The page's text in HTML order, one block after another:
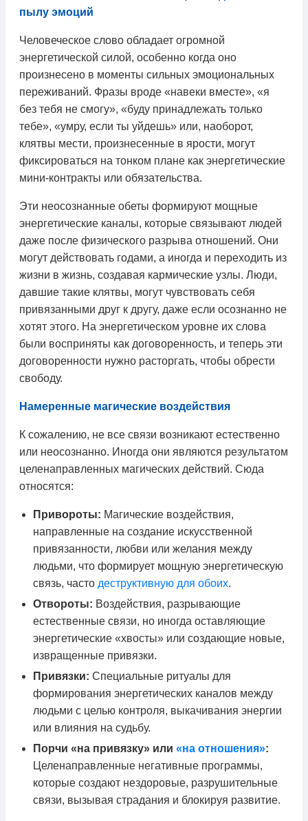
пылу эмоций
Человеческое слово обладает огромной
энергетической силой, особенно когда оно
произнесено в моменты сильных эмоциональных
переживаний. Фразы вроде «навеки вместе», «я
без тебя не смогу», «буду принадлежать только
тебе», «умру, если ты уйдешь» или, наоборот,
клятвы мести, произнесенные в ярости, могут
фиксироваться на тонком плане как энергетические
мини-контракты или обязательства.
Эти неосознанные обеты формируют мощные
энергетические каналы, которые связывают людей
даже после физического разрыва отношений. Они
могут действовать годами, а иногда и переходить из
жизни в жизнь, создавая кармические узлы. Люди,
давшие такие клятвы, могут чувствовать себя
привязанными друг к другу, даже если осознанно не
хотят этого. На энергетическом уровне их слова
были восприняты как договоренность, и теперь эти
договоренности нужно расторгать, чтобы обрести
свободу.
Намеренные магические воздействия
К сожалению, не все связи возникают естественно
или неосознанно. Иногда они являются результатом
целенаправленных магических действий. Сюда
относятся:
Привороты: Магические воздействия,
направленные на создание искусственной
привязанности, любви или желания между
людьми, что формирует мощную энергетическую
связь, часто деструктивную для обоих.
Отвороты: Воздействия, разрывающие
естественные связи, но иногда оставляющие
энергетические «хвосты» или создающие новые,
извращенные привязки.
Привязки: Специальные ритуалы для
формирования энергетических каналов между
людьми с целью контроля, выкачивания энергии
или влияния на судьбу.
Порчи «на привязку» или «на отношения»:
Целенаправленные негативные программы,
которые создают нездоровые, разрушительные
связи, вызывая страдания и блокируя развитие.